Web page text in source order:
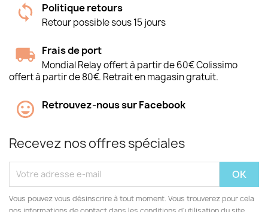
Politique retours
Retour possible sous 15 jours
Frais de port
Mondial Relay offert à partir de 60€ Colissimo
offert à partir de 80€. Retrait en magasin gratuit.
Retrouvez-nous sur Facebook
Recevez nos offres spéciales
Vous pouvez vous désinscrire à tout moment. Vous trouverez pour cela